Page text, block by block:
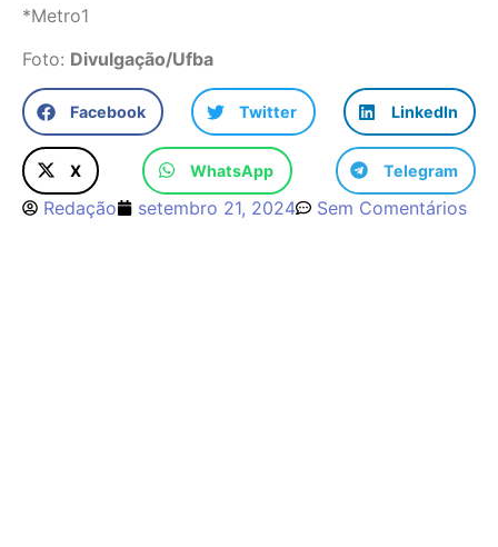
*Metro1
Foto: Divulgação/Ufba
Facebook Twitter LinkedIn
X WhatsApp Telegram
Redação setembro 21, 2024 Sem Comentários